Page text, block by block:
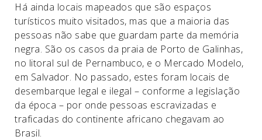
Há ainda locais mapeados que são espaços
turísticos muito visitados, mas que a maioria das
pessoas não sabe que guardam parte da memória
negra. São os casos da praia de Porto de Galinhas,
no litoral sul de Pernambuco, e o Mercado Modelo,
em Salvador. No passado, estes foram locais de
desembarque legal e ilegal – conforme a legislação
da época – por onde pessoas escravizadas e
traficadas do continente africano chegavam ao
Brasil.